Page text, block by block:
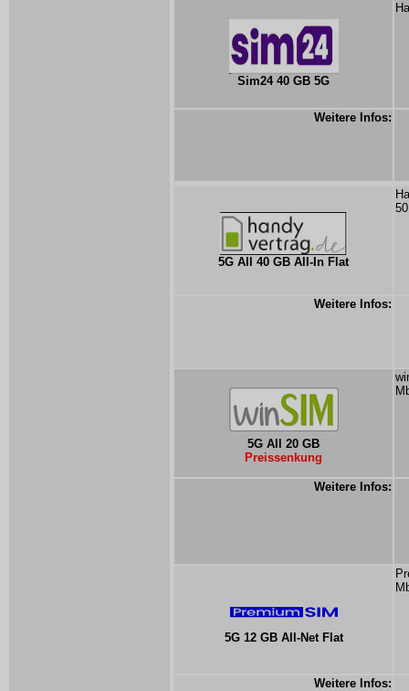
Sim24 40 GB 5G
Weitere Infos:
5G All 40 GB All-In Flat
Weitere Infos:
5G All 20 GB
Preissenkung
Weitere Infos:
5G 12 GB All-Net Flat
Weitere Infos: